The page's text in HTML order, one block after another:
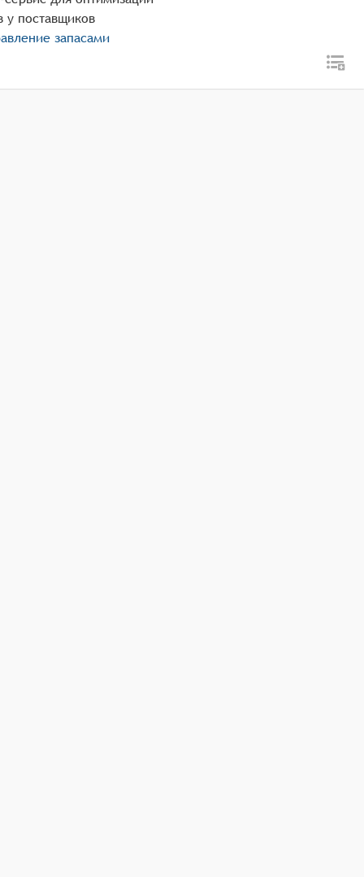
у поставщиков
запасами